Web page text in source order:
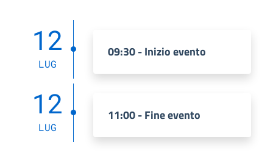
12
LUG
09:30 - Inizio evento
12
LUG
11:00 - Fine evento